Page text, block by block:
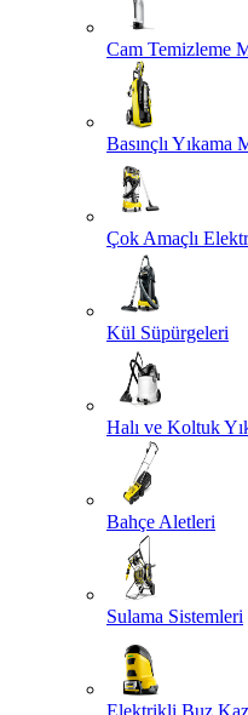
Cam Temizleme
Basınçlı Yıkama
Çok Amaçlı
Kül Süpürgeleri
Halı ve Koltuk
Bahçe Aletleri
Sulama Sistemleri